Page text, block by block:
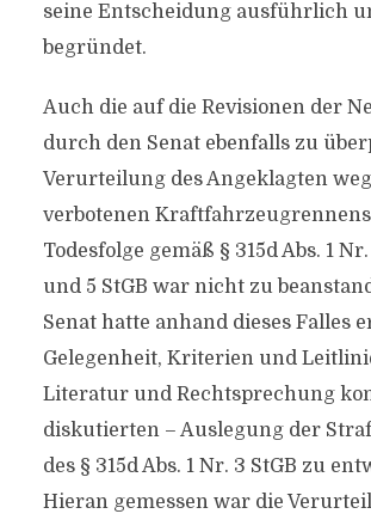
seine Entscheidung ausführlich
begründet.
Auch die auf die Revisionen der
durch den Senat ebenfalls zu
Verurteilung des Angeklagten
verbotenen
Todesfolge gemäß § 315d Abs. 1 Nr.
und 5 StGB war nicht zu
Senat hatte anhand dieses Falles
Gelegenheit, Kriterien und
Literatur und Rechtsprechung
diskutierten – Auslegung der
des § 315d Abs. 1 Nr. 3 StGB zu
Hieran gemessen war die